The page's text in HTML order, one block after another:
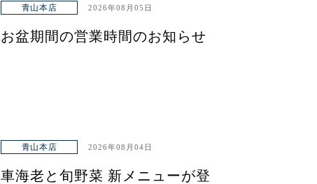
青山本店 2026年08月05日
お盆期間の営業時間のお知らせ
青山本店 2026年08月04日
車海老と旬野菜 新メニューが登